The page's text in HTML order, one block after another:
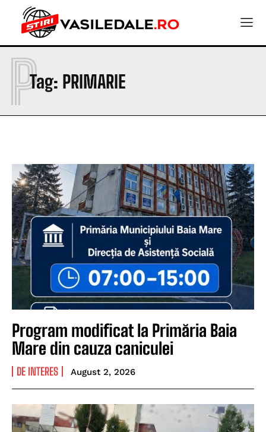
Tag: PRIMARIE
P
Program modificat la Primăria Baia
Mare din cauza caniculei
DE INTERES August 2, 2026